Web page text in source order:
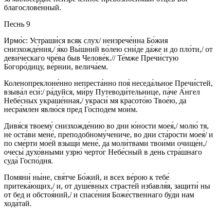
благослове́нный.
Песнь 9
Ирмо́с: Устраши́ся всяк слух/ неизрече́нна Бо́жия
снизхожде́ния,/ я́ко Вы́шний во́лею сни́де да́же и до пло́ти,/ от
деви́ческаго чре́ва быв Челове́к.// Те́мже Пречи́стую
Богоро́дицу, ве́рнии, велича́ем.
Коленопреклоне́нно непреста́нно поя́ неседа́льное Пречи́стей,
взыва́л еси́:/ ра́дуйся, ми́ру Путеводи́тельнице, па́че А́нгел
Небе́сных украше́нная,/ украси́ мя красото́ю Твое́ю, да
несра́млен явлю́ся пред Го́сподем мои́м.
Дивя́ся твоему́ снизхожде́нию во дни ю́ности моея́,/ молю́ тя,
не оста́ви мене́, преподобному́чениче, во дни ста́рости моея́/ и
по сме́рти мое́й взыщи́ мене́, да моли́твами твои́ми очище́н,/
очесы́ духо́вными узрю́ черто́г Небе́сный в день стра́шнаго
суда́ Госпо́дня.
Помяни́ ны́не, свя́тче Бо́жий, и всех ве́рою к тебе́
притека́ющих,/ и, от душе́вных страсте́й избавля́я, защити́ ны
от бед и обстоя́ний,/ и спасе́ния Боже́ственнаго бу́ди нам
хода́тай.